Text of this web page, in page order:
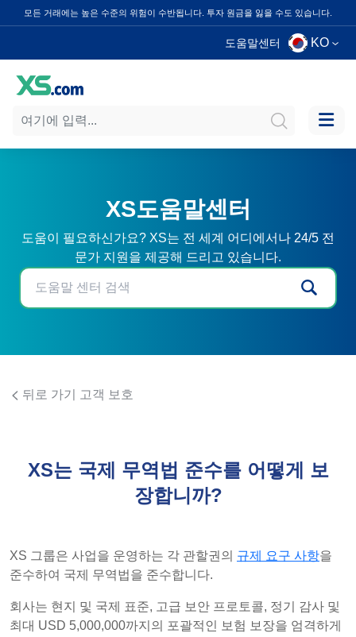
모든 거래에는 높은 수준의 위험이 수반됩니다. 투자 원금을 잃을 수도 있습니다.
도움말센터 KO
XS도움말센터
도움이 필요하신가요? XS는 전 세계 어디에서나 24/5 전
문가 지원을 제공해 드리고 있습니다.
뒤로 가기 고객 보호
XS는 국제 무역법 준수를 어떻게 보
장합니까?
XS 그룹은 사업을 운영하는 각 관할권의 규제 요구 사항을
준수하여 국제 무역법을 준수합니다.
회사는 현지 및 국제 표준, 고급 보안 프로토콜, 정기 감사 및
최대 USD 5,000,000까지의 포괄적인 보험 보장을 엄격하게